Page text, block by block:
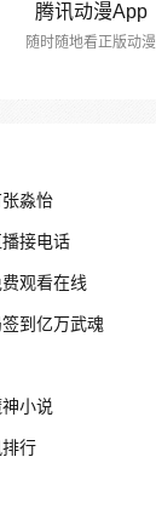
腾讯动漫App
随时随地看正版动漫
淼怡
接电话
观看在线
到亿万武魂
小说
行